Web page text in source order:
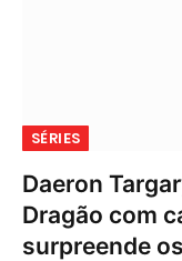
SÉRIES
Daeron
Dragão com
surpreende